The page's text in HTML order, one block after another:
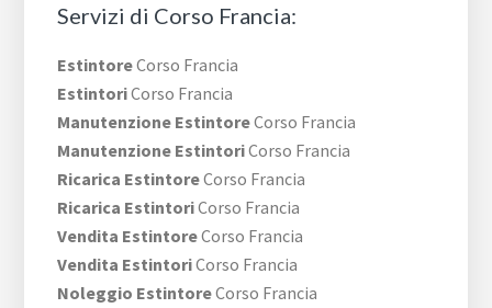
Servizi di Corso Francia:
EstintoreCorso Francia
EstintoriCorso Francia
Manutenzione EstintoreCorso Francia
Manutenzione EstintoriCorso Francia
Ricarica EstintoreCorso Francia
Ricarica EstintoriCorso Francia
Vendita EstintoreCorso Francia
Vendita EstintoriCorso Francia
Noleggio EstintoreCorso Francia